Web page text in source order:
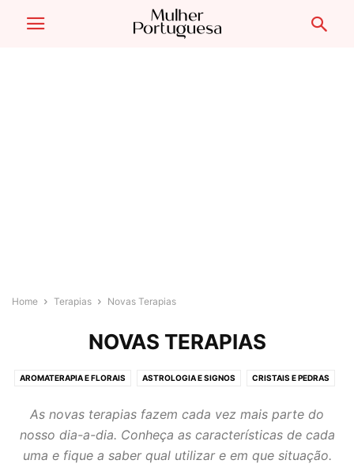
Home Terapias Novas Terapias
NOVAS TERAPIAS
AROMATERAPIA E FLORAIS ASTROLOGIA E SIGNOS CRISTAIS E PEDRAS
SONHOS E HIPNOTERAPIA TARÔT E ADIVINHAÇÃO TERAPIAS ORIENTAIS
YOGA E MEDITAÇÃO
As novas terapias fazem cada vez mais parte do
nosso dia-a-dia. Conheça as características de cada
uma e fique a saber qual utilizar e em que situação.